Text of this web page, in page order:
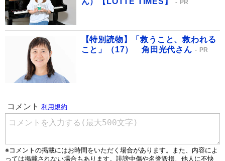
PR
【特別読物】「救うこと、救われる
こと」（17） 角田光代さん
PR